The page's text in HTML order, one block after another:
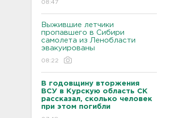
08:47
Выжившие летчики
пропавшего в Сибири
самолета из Ленобласти
эвакуированы
08:22
В годовщину вторжения
ВСУ в Курскую область СК
рассказал, сколько человек
при этом погибли